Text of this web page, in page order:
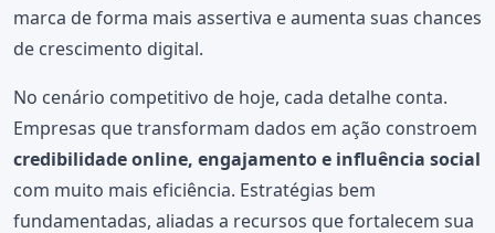
marca de forma mais assertiva e aumenta suas chances
de crescimento digital.
No cenário competitivo de hoje, cada detalhe conta.
Empresas que transformam dados em ação constroem
credibilidade online, engajamento e influência social
com muito mais eficiência. Estratégias bem
fundamentadas, aliadas a recursos que fortalecem sua